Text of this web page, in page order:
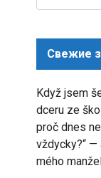
for:
Свежие
Když jsem
dceru ze
proč dnes
vždycky?“
mého